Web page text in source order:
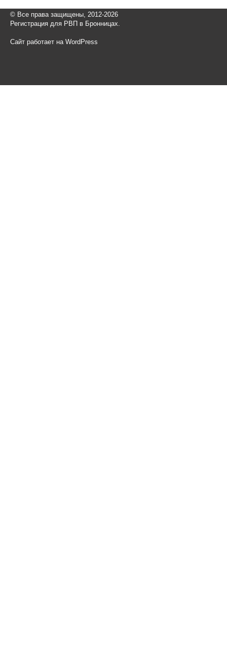
© Все права защищены, 2012-2026
Регистрация для РВП в Бронницах.
Сайт работает на WordPress